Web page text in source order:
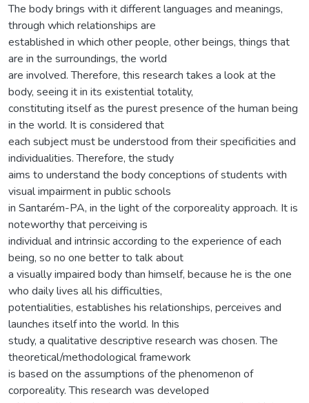
The body brings with it different languages and meanings,
through which relationships are
established in which other people, other beings, things that
are in the surroundings, the world
are involved. Therefore, this research takes a look at the
body, seeing it in its existential totality,
constituting itself as the purest presence of the human being
in the world. It is considered that
each subject must be understood from their specificities and
individualities. Therefore, the study
aims to understand the body conceptions of students with
visual impairment in public schools
in Santarém-PA, in the light of the corporeality approach. It is
noteworthy that perceiving is
individual and intrinsic according to the experience of each
being, so no one better to talk about
a visually impaired body than himself, because he is the one
who daily lives all his difficulties,
potentialities, establishes his relationships, perceives and
launches itself into the world. In this
study, a qualitative descriptive research was chosen. The
theoretical/methodological framework
is based on the assumptions of the phenomenon of
corporeality. This research was developed